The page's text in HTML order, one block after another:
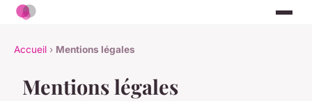
Accueil › Mentions légales
Mentions légales